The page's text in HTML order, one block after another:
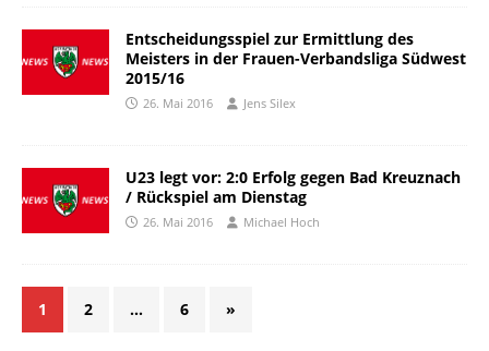
Entscheidungsspiel zur Ermittlung des
Meisters in der Frauen-Verbandsliga Südwest
2015/16
26. Mai 2016 Jens Silex
U23 legt vor: 2:0 Erfolg gegen Bad Kreuznach
/ Rückspiel am Dienstag
26. Mai 2016 Michael Hoch
1 2 … 6 »